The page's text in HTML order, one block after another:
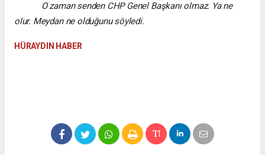
O zaman senden CHP Genel Başkanı olmaz. Ya ne
olur. Meydan ne olduğunu söyledi.
HÜRAYDIN HABER